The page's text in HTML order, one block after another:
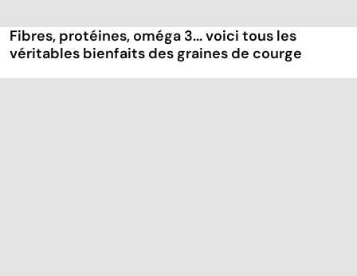
Fibres, protéines, oméga 3... voici tous les
véritables bienfaits des graines de courge